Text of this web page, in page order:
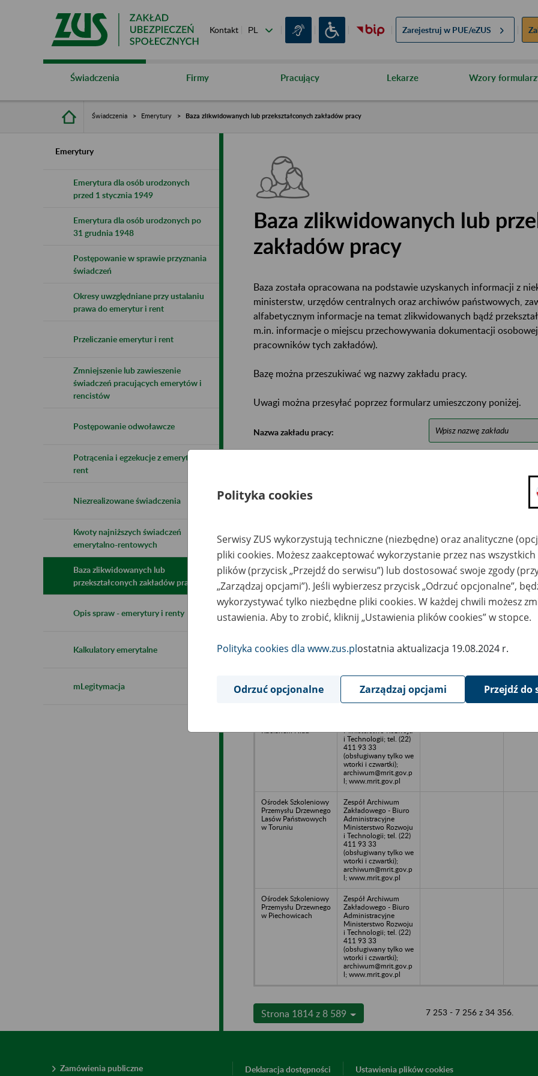
Kontakt Zarejestruj w PUE/eZUS
Świadczenia Firmy Pracujący Lekarze Wzory
Świadczenia Emerytury Baza zlikwidowanych lub przekształconych zakładów pracy
Emerytury
Emerytura dla osób urodzonych
przed 1 stycznia 1949
Emerytura dla osób urodzonych po
31 grudnia 1948
Postępowanie w sprawie przyznania
świadczeń
Okresy uwzględniane przy ustalaniu
prawa do emerytur i rent
Przeliczanie emerytur i rent
Zmniejszenie lub zawieszenie
świadczeń pracujących emerytów i
rencistów
Postępowanie odwoławcze
Potrącenia i egzekucje z emerytur i
rent
Niezrealizowane świadczenia
Kwoty najniższych świadczeń
emerytalno-rentowych
Baza zlikwidowanych lub
przekształconych zakładów pracy
Opis spraw - emerytury i renty
Kalkulatory emerytalne
mLegitymacja
Baza zlikwidowanych lub
zakładów pracy
Baza została opracowana na podstawie uzyskanych informacji z
ministerstw, urzędów centralnych oraz archiwów państwowych,
alfabetycznym informacje na temat zlikwidowanych bądź
m.in. informacje o miejscu przechowywania dokumentacji
pracowników tych zakładów).
Bazę można przeszukiwać wg nazwy zakładu pracy.
Uwagi można przesyłać poprzez formularz umieszczony poniżej.
Nazwa zakładu pracy:
Nazwa
zlikwidowanego
zakładu pracy
przechowywania
dokumentów
Nr zespołu akt w
archiwum
państwowym
Daty
Ośrodek Szkolenia
Zawodowego Nr 1
Ministerstwa
Chorzowie
Zespół Archiwum
Zakładowego - Biuro
Administracyjne
411 93 33
archiwum@mrit.gov.p
l; www.mrit.gov.pl
Rucianem Nida
Zespół Archiwum
Ministerstwo Rozwoju
i Technologii; tel. (22)
411 93 33
(obsługiwany tylko we
wtorki i czwartki);
archiwum@mrit.gov.p
l; www.mrit.gov.pl
Ośrodek Szkoleniowy
Przemysłu Drzewnego
Lasów Państwowych
w Toruniu
Zespół Archiwum
Zakładowego - Biuro
Administracyjne
Ministerstwo Rozwoju
i Technologii; tel. (22)
411 93 33
(obsługiwany tylko we
wtorki i czwartki);
archiwum@mrit.gov.p
l; www.mrit.gov.pl
Ośrodek Szkoleniowy
Przemysłu Drzewnego
w Piechowicach
Zespół Archiwum
Zakładowego - Biuro
Administracyjne
Ministerstwo Rozwoju
i Technologii; tel. (22)
411 93 33
(obsługiwany tylko we
wtorki i czwartki);
archiwum@mrit.gov.p
l; www.mrit.gov.pl
Strona 1814 z 8 589 7 253 - 7 256 z 34 356.
Zamówienia publiczne Deklaracja dostępności Ustawienia plików cookies
Polityka cookies
Serwisy ZUS wykorzystują techniczne (niezbędne) oraz analityczne
pliki cookies. Możesz zaakceptować wykorzystanie przez nas
plików (przycisk „Przejdź do serwisu”) lub dostosować swoje zgody
„Zarządzaj opcjami”). Jeśli wybierzesz przycisk „Odrzuć opcjonalne”,
wykorzystywać tylko niezbędne pliki cookies. W każdej chwili możesz
ustawienia. Aby to zrobić, kliknij „Ustawienia plików cookies” w stopce.
Polityka cookies dla www.zus.plostatnia aktualizacja 19.08.2024 r.
Odrzuć opcjonalne Zarządzaj opcjami Przejdź do